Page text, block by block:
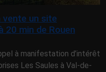
vente un site
20 min de Rouen
à manifestation d’intérêt
Les Saules à Val-de-